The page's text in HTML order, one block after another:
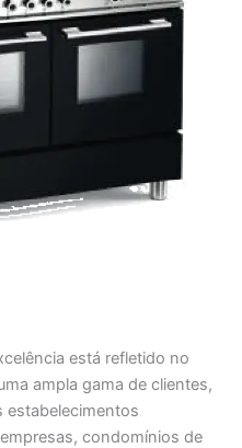
está refletido no
ampla gama de clientes,
estabelecimentos
condomínios de